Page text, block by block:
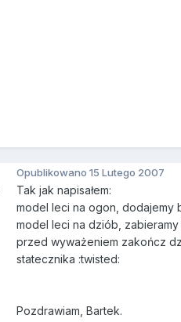
Opublikowano 15 Lutego 2007
Tak jak napisałem:
model leci na ogon, dodajemy
model leci na dziób, zabieramy
przed wyważeniem zakończ
statecznika :twisted:
Pozdrawiam, Bartek.